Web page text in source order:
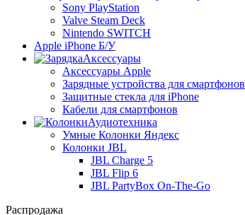
Sony PlayStation
Valve Steam Deck
Nintendo SWITCH
Apple iPhone Б/У
Аксессуары
Аксессуары Apple
Зарядные устройства для смартфонов
Защитные стекла для iPhone
Кабели для смартфонов
Аудиотехника
Умные Колонки Яндекс
Колонки JBL
JBL Charge 5
JBL Flip 6
JBL PartyBox On-The-Go
Распродажа